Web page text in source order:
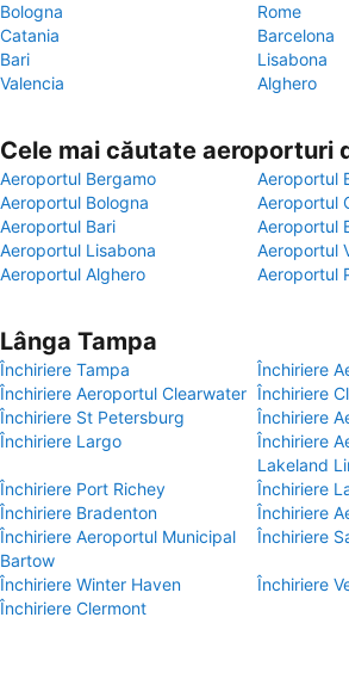
Bologna
Rome
Catania
Barcelona
Bari
Lisabona
Valencia
Alghero
Cele mai căutate aeroporturi
Aeroportul Bergamo
Aeroportul
Aeroportul Bologna
Aeroportul
Aeroportul Bari
Aeroportul
Aeroportul Lisabona
Aeroportul
Aeroportul Alghero
Aeroportul
Lânga Tampa
Închiriere Tampa
Închiriere
Închiriere Aeroportul Clearwater Închiriere
Închiriere St Petersburg
Închiriere
Închiriere Largo
Închiriere
Lakeland
Închiriere Port Richey
Închiriere
Închiriere Bradenton
Închiriere
Închiriere Aeroportul Municipal
Bartow
Închiriere
Închiriere Winter Haven
Închiriere
Închiriere Clermont